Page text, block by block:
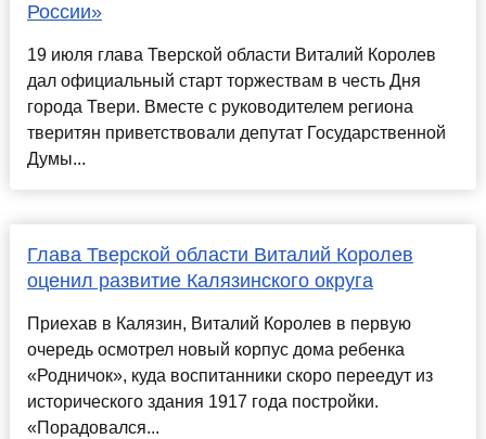
России»
19 июля глава Тверской области Виталий Королев
дал официальный старт торжествам в честь Дня
города Твери. Вместе с руководителем региона
тверитян приветствовали депутат Государственной
Думы...
Глава Тверской области Виталий Королев
оценил развитие Калязинского округа
Приехав в Калязин, Виталий Королев в первую
очередь осмотрел новый корпус дома ребенка
«Родничок», куда воспитанники скоро переедут из
исторического здания 1917 года постройки.
«Порадовался...